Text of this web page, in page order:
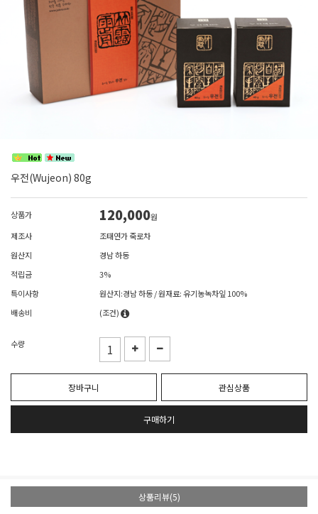
우전(Wujeon) 80g
상품가 120,000원
제조사
조태연가 죽로차
원산지
경남 하동
적립금
3%
특이사항
원산지:경남 하동 / 원재료: 유기농녹차잎 100%
배송비
(조건)
수량
장바구니 관심상품
구매하기
상품리뷰(5)